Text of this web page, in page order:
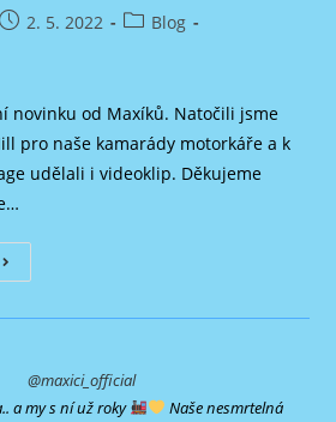
Příspěvek
2. 5. 2022
Rubriky
Blog
novinku od Maxíků. Natočili jsme
pro naše kamarády motorkáře a k
udělali i videoklip. Děkujeme
BIZON
@maxici_official
a my s ní už roky
Naše nesmrtelná